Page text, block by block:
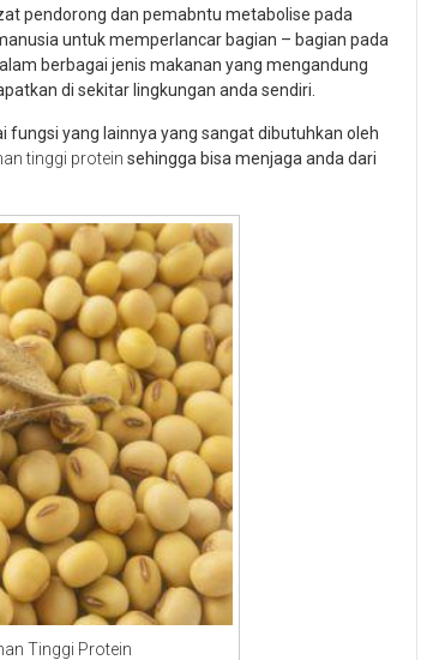
pendorong dan pemabntu metabolise pada
untuk memperlancar bagian – bagian pada
berbagai jenis makanan yang mengandung
di sekitar lingkungan anda sendiri.
yang lainnya yang sangat dibutuhkan oleh
tinggi protein sehingga bisa menjaga anda dari
Tinggi Protein